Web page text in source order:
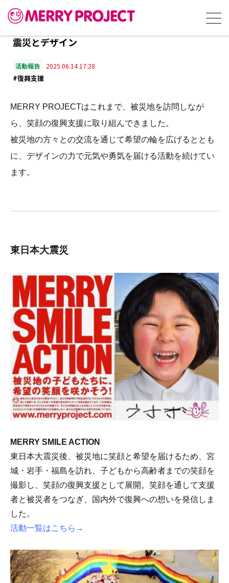
震災とデザイン
活動報告 2025.06.14 17:28
#復興支援
MERRY PROJECTはこれまで、 被災地を訪問しなが
ら、笑顔の復興支援に取り組んできました。
被災地の方々との交流を通じて希望の輪を広げるととも
に、 デザインの力で元気や勇気を届ける活動を続けてい
ます。
東日本大震災
MERRY SMILE ACTION
東日本大震災後、被災地に笑顔と希望を届けるため、宮
城・岩手・福島を訪れ、子どもから高齢者までの笑顔を
撮影し、笑顔の復興支援として展開。笑顔を通して支援
者と被災者をつなぎ、国内外で復興への想いを発信しま
した。
活動一覧はこちら→